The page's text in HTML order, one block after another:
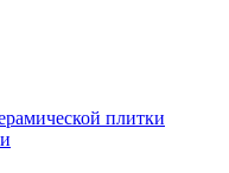
плитки